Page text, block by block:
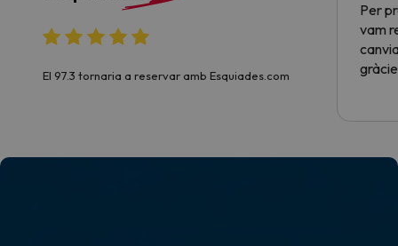
El 97.3 tornaria a reservar amb Esquiades.com
Per
vam